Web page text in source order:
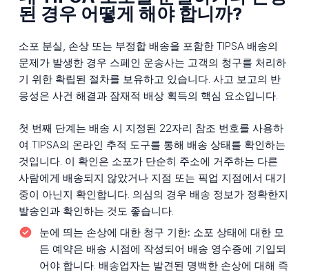
된 경우 어떻게 해야 합니까?
소포 분실, 손상 또는 부정합 배송을 포함한 TIPSA 배송의
문제가 발생한 경우 스페인 운송사는 고객의 청구를 처리하
기 위한 확립된 절차를 보유하고 있습니다. 사고 보고의 반
응성은 사건 해결과 잠재적 배상 획득의 핵심 요소입니다.
첫 번째 단계는 배송 시 지정된 22자리 참조 번호를 사용하
여 TIPSA의 온라인 추적 도구를 통해 배송 상태를 확인하는
것입니다. 이 확인은 소포가 단순히 주소에 거주하는 다른
사람에게 배송되지 않았거나 지점 또는 픽업 지점에서 대기
중이 아닌지 확인합니다. 의심의 경우 배송 정보가 정확한지
발송인과 확인하는 것도 좋습니다.
눈에 띄는 손상에 대한 청구 기한: 소포 상태에 대한 모
든 예약은 배송 시점에 작성되어 배송 영수증에 기입되
어야 합니다. 배송업자는 발견된 명백한 손상에 대해 즉